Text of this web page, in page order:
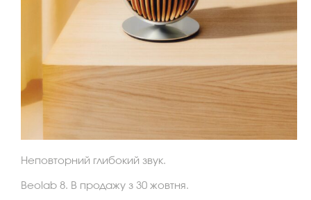
Неповторний глибокий звук.
Beolab 8. В продажу з 30 жовтня.